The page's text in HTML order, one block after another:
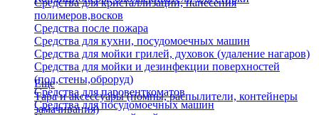
Средства для кристаллизации, нанесения
полимеров,восков
Средства после пожара
Средства для кухни, посудомоечных машин
Средства для мойки грилей, духовок (удаление нагаров)
Средства для мойки и дезинфекции поверхностей
(пол,стены,оброруд)
Средства для паровенткоматов
Средства для посудомоечных машин
Еще
Тара и аксессуары (помпы, распылители, контейнеры
замачивания)